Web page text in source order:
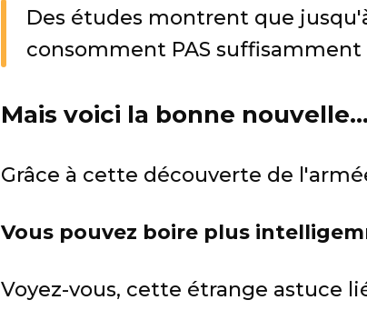
Des études montrent que
consomment PAS
Mais voici la bonne nouvelle...
Grâce à cette découverte de
Vous pouvez boire plus
Voyez-vous, cette étrange astuce